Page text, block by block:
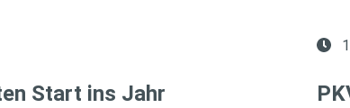
Start ins Jahr